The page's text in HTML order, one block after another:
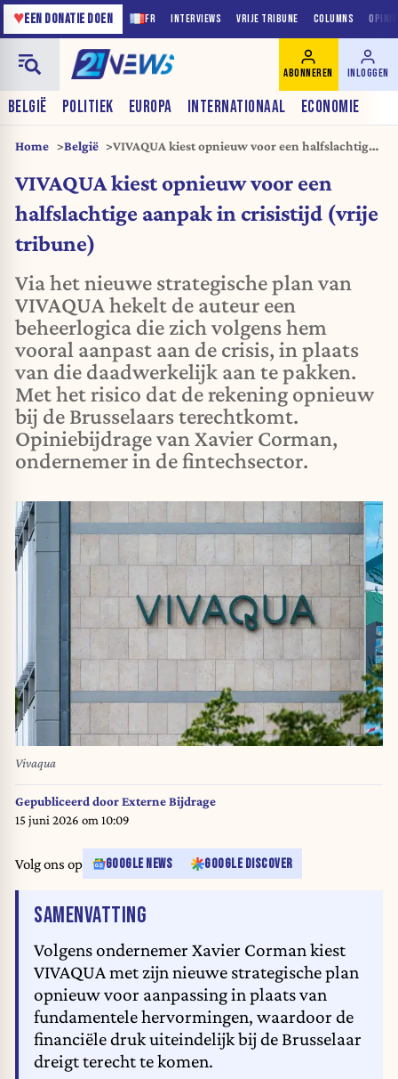
FR INTERVIEWS VRIJE TRIBUNE COLUMNS
♥EEN DONATIE DOEN
BELGIË POLITIEK EUROPA INTERNATIONAAL ECONOMIE
ABONNEREN INLOGGEN
Home België
VIVAQUA kiest opnieuw voor een halfslachtige
VIVAQUA kiest opnieuw voor een
halfslachtige aanpak in crisistijd (vrije
tribune)
Via het nieuwe strategische plan van
VIVAQUA hekelt de auteur een
beheerlogica die zich volgens hem
vooral aanpast aan de crisis, in plaats
van die daadwerkelijk aan te pakken.
Met het risico dat de rekening opnieuw
bij de Brusselaars terechtkomt.
Opiniebijdrage van Xavier Corman,
ondernemer in de fintechsector.
Vivaqua
Gepubliceerd doorExterne Bijdrage
15 juni 2026 om 10:09
Volg ons op GOOGLE NEWS GOOGLE DISCOVER
SAMENVATTING
Volgens ondernemer Xavier Corman kiest
VIVAQUA met zijn nieuwe strategische plan
opnieuw voor aanpassing in plaats van
fundamentele hervormingen, waardoor de
financiële druk uiteindelijk bij de Brusselaar
dreigt terecht te komen.